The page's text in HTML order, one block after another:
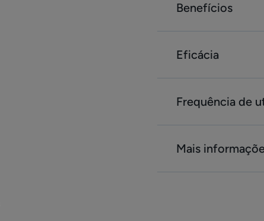
Benefícios
Eficácia
Frequência de
Mais